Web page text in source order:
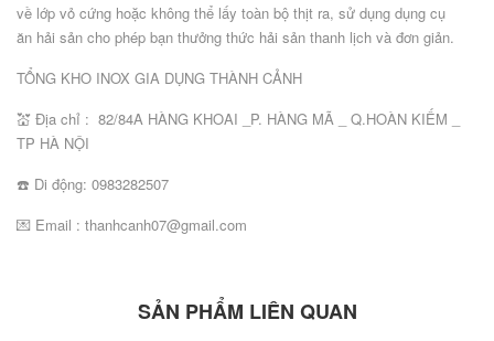
về lớp vỏ cứng hoặc không thể lấy toàn bộ thịt ra, sử dụng dụng cụ
ăn hải sản cho phép bạn thưởng thức hải sản thanh lịch và đơn giản.
TỔNG KHO INOX GIA DỤNG THÀNH CẢNH
💒 Địa chỉ : 82/84A HÀNG KHOAI _P. HÀNG MÃ _ Q.HOÀN KIẾM _
TP HÀ NỘI
☎️ Di động: 0983282507
💌 Email : thanhcanh07@gmail.com
SẢN PHẨM LIÊN QUAN